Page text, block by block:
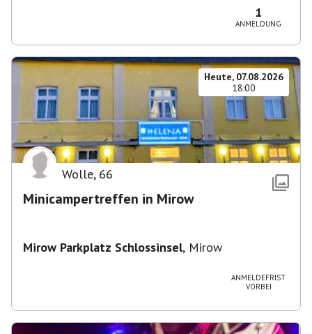
1
ANMELDUNG
Heute, 07.08.2026
18:00
Wolle, 66
Minicampertreffen in Mirow
Mirow Parkplatz Schlossinsel, Mirow
ANMELDEFRIST
VORBEI